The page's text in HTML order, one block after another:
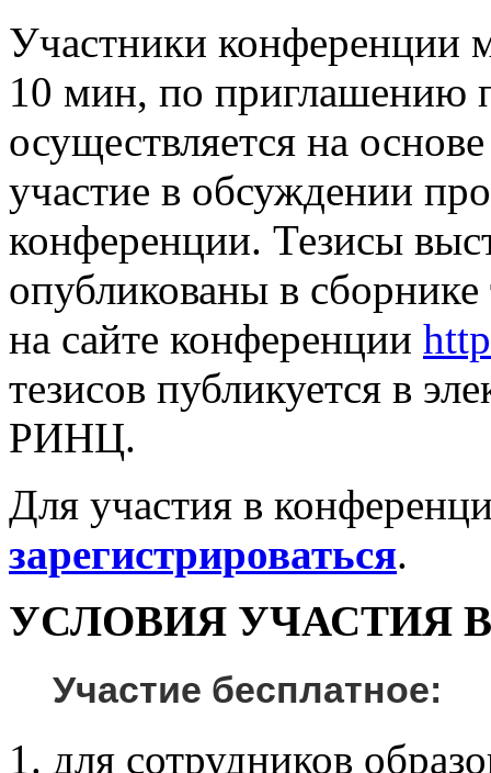
Участники конференции
10 мин, по приглашению
осуществляется на
участие в обсуждении
конференции. Тезисы
опубликованы в
на сайте конференции
тезисов публикуется в
РИНЦ.
Для участия в
зарегистрироваться.
УСЛОВИЯ УЧАСТИЯ
Участие бесплатное:
для сотрудников